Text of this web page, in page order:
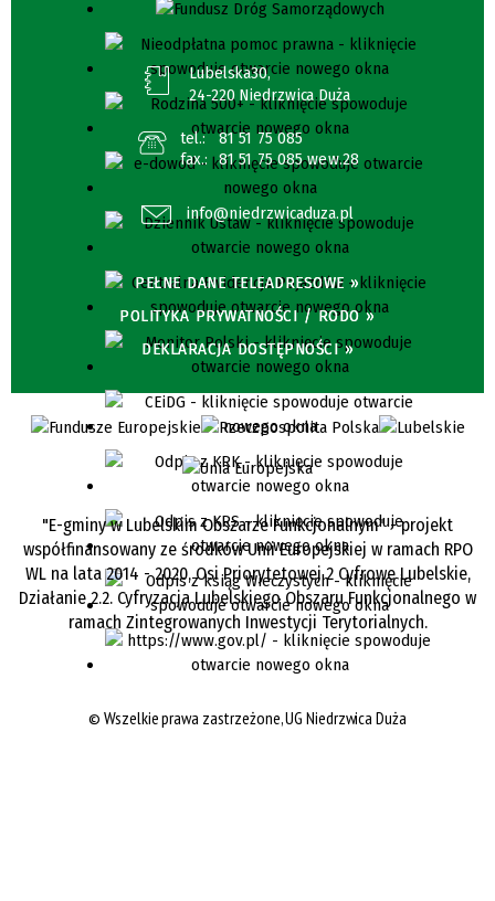
Lubelska30,
24-220 Niedrzwica Duża
tel.:
81 51 75 085
fax.:
81 51 75 085 wew.28
info@niedrzwicaduza.pl
PEŁNE DANE TELEADRESOWE »
POLITYKA PRYWATNOŚCI / RODO »
DEKLARACJA DOSTĘPNOŚCI »
"E-gminy w Lubelskim Obszarze Funkcjonalnym" - projekt
współfinansowany ze środków Unii Europejskiej w ramach RPO
WL na lata 2014 - 2020, Osi Priorytetowej 2 Cyfrowe Lubelskie,
Działanie 2.2. Cyfryzacja Lubelskiego Obszaru Funkcjonalnego w
ramach Zintegrowanych Inwestycji Terytorialnych.
©Wszelkie prawa zastrzeżone, UG Niedrzwica Duża